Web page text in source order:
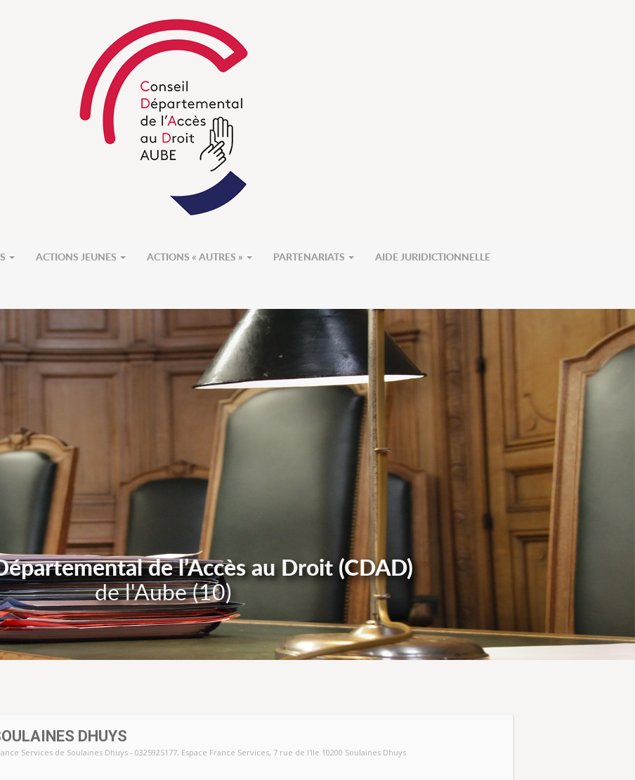
ACTIONS JEUNES ACTIONS « AUTRES » PARTENARIATS AIDE JURIDICTIONNELLE
de l’Accès au Droit (CDAD)
de l'Aube (10)
DHUYS
Services de Soulaines Dhuys - 0325925177, Espace France Services, 7 rue de l'Ile 10200 Soulaines Dhuys